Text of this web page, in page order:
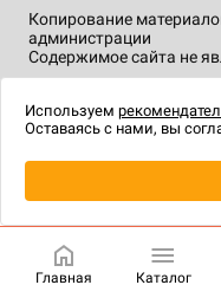
Копирование
администрации
Содержимое сайта не
технологии.
Главная Каталог
Используем
Оставаясь с нами, вы